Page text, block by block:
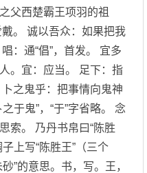
父西楚霸王项羽的祖
。 诚以吾众：如果把我
：通“倡”，首发。 宜多
。宜：应当。 足下：指
之鬼乎：把事情向鬼神
于鬼”，“于”字省略。 念
索。 乃丹书帛曰“陈胜
上写“陈胜王”（三个
”的意思。书，写。王，